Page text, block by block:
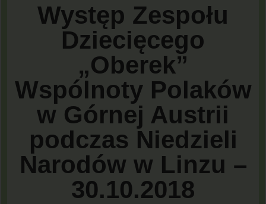
Występ Zespołu
Dziecięcego
„Oberek”
Wspólnoty Polaków
w Górnej Austrii
podczas Niedzieli
Narodów w Linzu –
30.10.2018